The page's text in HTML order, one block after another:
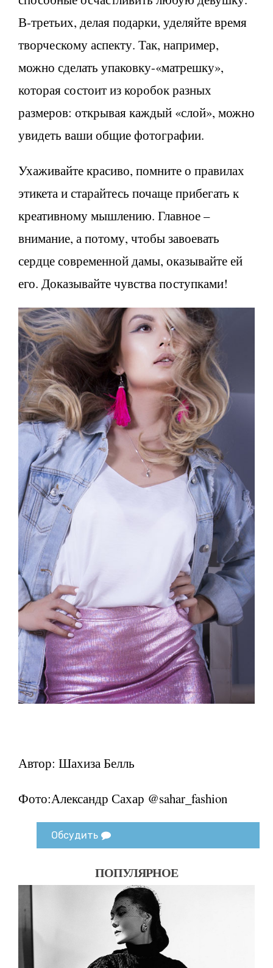
В-третьих, делая подарки, уделяйте время
творческому аспекту. Так, например,
можно сделать упаковку-«матрешку»,
которая состоит из коробок разных
размеров: открывая каждый «слой», можно
увидеть ваши общие фотографии.
Ухаживайте красиво, помните о правилах
этикета и старайтесь почаще прибегать к
креативному мышлению. Главное –
внимание, а потому, чтобы завоевать
сердце современной дамы, оказывайте ей
его. Доказывайте чувства поступками!
Автор: Шахиза Белль
Фото:Александр Сахар @sahar_fashion
Обсудить
ПОПУЛЯРНОЕ